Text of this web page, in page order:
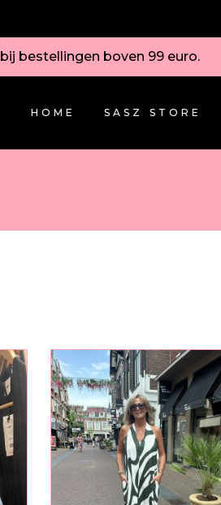
bij bestellingen boven 99 euro.
HOME SASZ STORE